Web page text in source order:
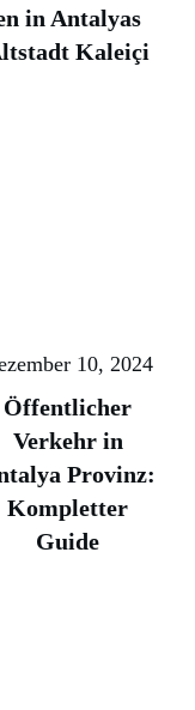
in Antalyas
Kaleiçi
10, 2024
Öffentlicher
Verkehr in
Provinz:
Kompletter
Guide